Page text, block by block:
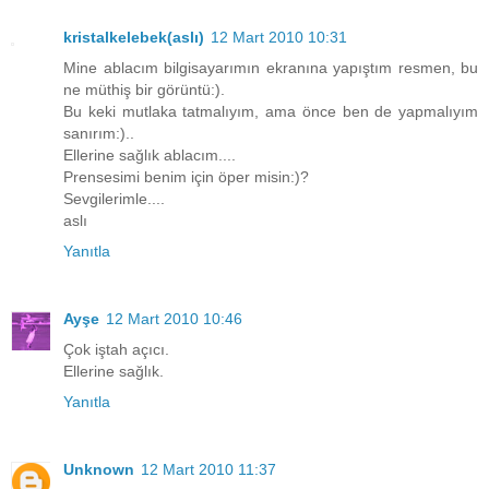
kristalkelebek(aslı) 12 Mart 2010 10:31
Mine ablacım bilgisayarımın ekranına yapıştım resmen, bu
ne müthiş bir görüntü:).
Bu keki mutlaka tatmalıyım, ama önce ben de yapmalıyım
sanırım:)..
Ellerine sağlık ablacım....
Prensesimi benim için öper misin:)?
Sevgilerimle....
aslı
Yanıtla
Ayşe 12 Mart 2010 10:46
Çok iştah açıcı.
Ellerine sağlık.
Yanıtla
Unknown 12 Mart 2010 11:37